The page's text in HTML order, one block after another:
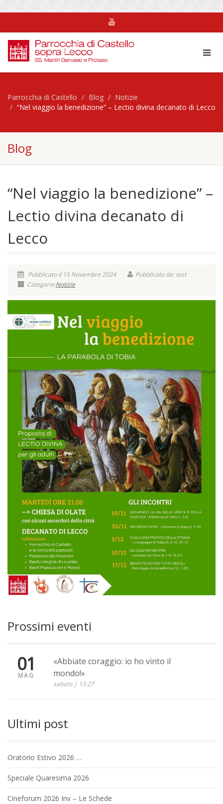
Parrocchia di Castello Blog
Notizie
“Nel viaggio la benedizione” – Lectio divina decanato di Lecco
Blog
“Nel viaggio la benedizione” –
Lectio divina decanato di
Lecco
Pubblicato il 15 Novembre 2024
Pubblicato da: test
Categorie:Notizie
Prossimi eventi
01
MAG
«Abbiate coraggio: io ho vinto il
mondo!»
sabato | 13:27
Ultimi post
Oratorio Estivo 2026 …
Speciale Quaresima 2026
Cineforum 2026 Inv – Le Schede